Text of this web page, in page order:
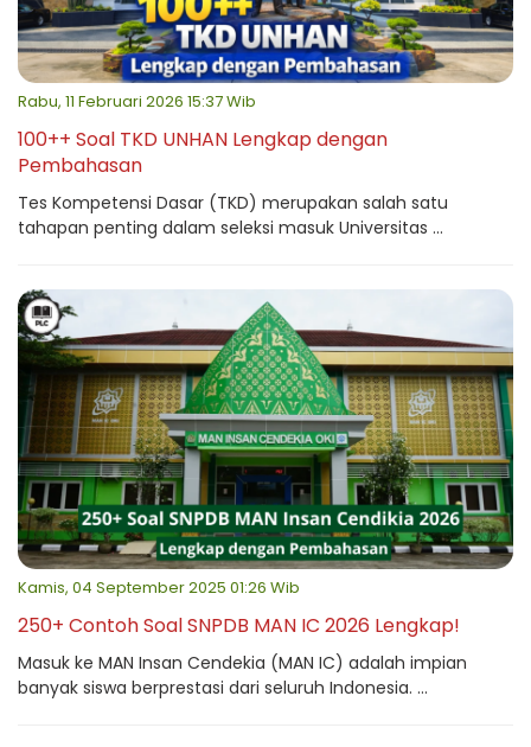
Rabu, 11 Februari 2026 15:37 Wib
100++ Soal TKD UNHAN Lengkap dengan
Pembahasan
Tes Kompetensi Dasar (TKD) merupakan salah satu
tahapan penting dalam seleksi masuk Universitas ...
Kamis, 04 September 2025 01:26 Wib
250+ Contoh Soal SNPDB MAN IC 2026 Lengkap!
Masuk ke MAN Insan Cendekia (MAN IC) adalah impian
banyak siswa berprestasi dari seluruh Indonesia. ...